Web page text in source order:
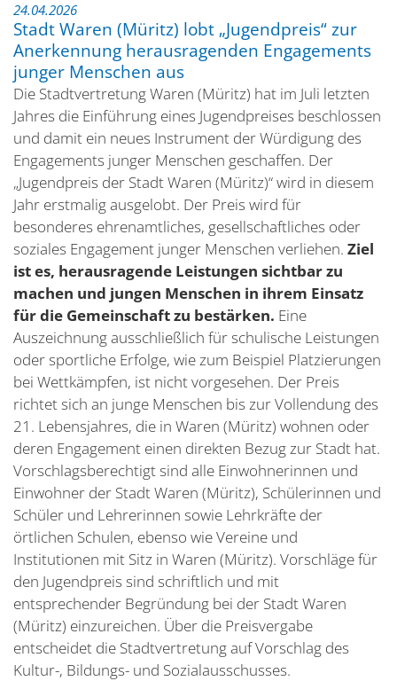
24.04.2026
Stadt Waren (Müritz) lobt „Jugendpreis“ zur
Anerkennung herausragenden Engagements
junger Menschen aus
Die Stadtvertretung Waren (Müritz) hat im Juli letzten
Jahres die Einführung eines Jugendpreises beschlossen
und damit ein neues Instrument der Würdigung des
Engagements junger Menschen geschaffen. Der
„Jugendpreis der Stadt Waren (Müritz)“ wird in diesem
Jahr erstmalig ausgelobt. Der Preis wird für
besonderes ehrenamtliches, gesellschaftliches oder
soziales Engagement junger Menschen verliehen. Ziel
ist es, herausragende Leistungen sichtbar zu
machen und jungen Menschen in ihrem Einsatz
für die Gemeinschaft zu bestärken. Eine
Auszeichnung ausschließlich für schulische Leistungen
oder sportliche Erfolge, wie zum Beispiel Platzierungen
bei Wettkämpfen, ist nicht vorgesehen. Der Preis
richtet sich an junge Menschen bis zur Vollendung des
21. Lebensjahres, die in Waren (Müritz) wohnen oder
deren Engagement einen direkten Bezug zur Stadt hat.
Vorschlagsberechtigt sind alle Einwohnerinnen und
Einwohner der Stadt Waren (Müritz), Schülerinnen und
Schüler und Lehrerinnen sowie Lehrkräfte der
örtlichen Schulen, ebenso wie Vereine und
Institutionen mit Sitz in Waren (Müritz). Vorschläge für
den Jugendpreis sind schriftlich und mit
entsprechender Begründung bei der Stadt Waren
(Müritz) einzureichen. Über die Preisvergabe
entscheidet die Stadtvertretung auf Vorschlag des
Kultur-, Bildungs- und Sozialausschusses.